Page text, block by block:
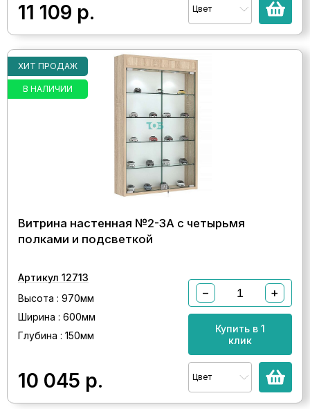
11 109 р. Цвет
ХИТ ПРОДАЖ
В НАЛИЧИИ
Витрина настенная №2-3А с четырьмя
полками и подсветкой
Артикул 12713
Высота : 970мм
Ширина : 600мм
Глубина : 150мм
10 045 р.
− +
Купить в 1
клик
Цвет